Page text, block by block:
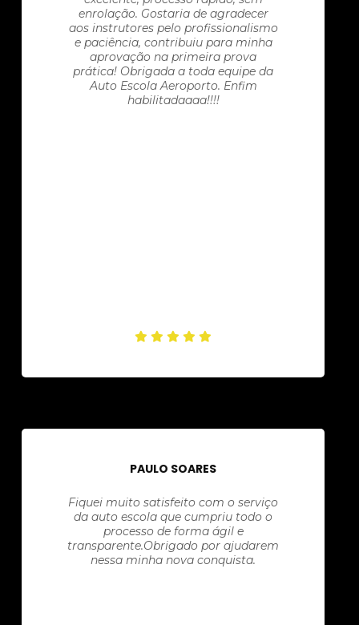
enrolação. Gostaria de agradecer
aos instrutores pelo profissionalismo
e paciência, contribuiu para minha
aprovação na primeira prova
prática! Obrigada a toda equipe da
Auto Escola Aeroporto. Enfim
habilitadaaaa!!!!
PAULO SOARES
Fiquei muito satisfeito com o serviço
da auto escola que cumpriu todo o
processo de forma ágil e
transparente.Obrigado por ajudarem
nessa minha nova conquista.